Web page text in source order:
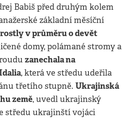
Babiš před druhým kolem
základní měsíční
v průměru o devět
domy, polámané stromy a
zanechala na
, která ve středu udeřila
třetího stupně. Ukrajinská
země, uvedl ukrajinský
středu ukrajinští vojáci